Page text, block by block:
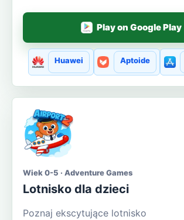
Play on Google Play
Huawei Aptoide
Wiek 0-5 · Adventure Games
Lotnisko dla dzieci
Poznaj ekscytujące lotnisko